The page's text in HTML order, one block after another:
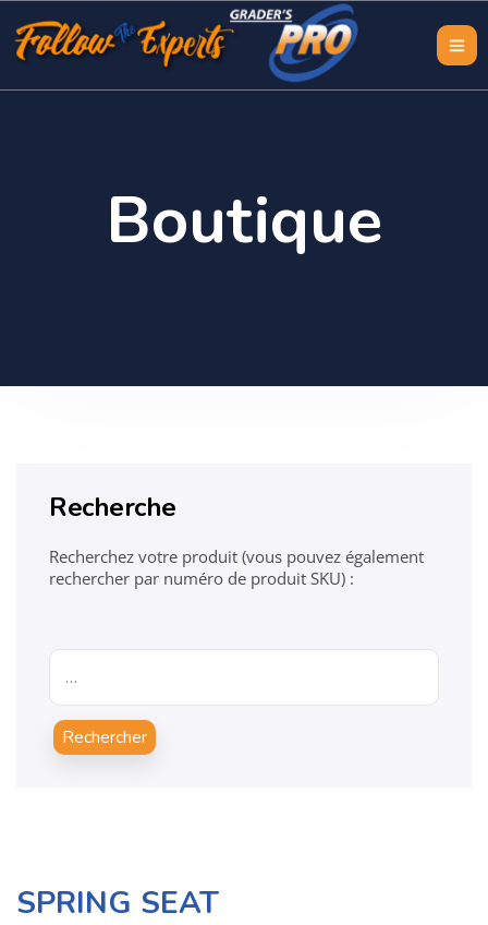
Boutique
SPRING SEAT
Recherche
Recherchez votre produit (vous pouvez également
rechercher par numéro de produit SKU) :
Rechercher